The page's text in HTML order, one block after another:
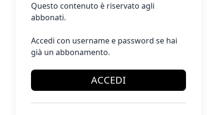
Questo contenuto è riservato agli
abbonati.
Accedi con username e password se hai
già un abbonamento.
ACCEDI